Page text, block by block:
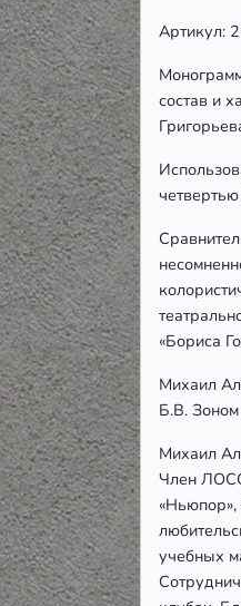
Артикул:
состав и
«Бориса
Михаил
Б.В.
Михаил
Член
«Ньюпор»,
учебных